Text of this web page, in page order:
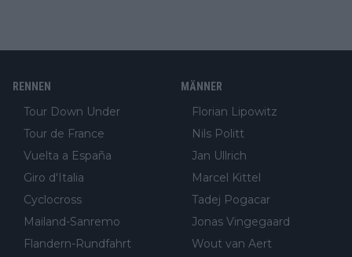
RENNEN
Tour Down Under
Tour de France
Vuelta a España
Giro d'Italia
Cyclocross
Mailand-Sanremo
Flandern-Rundfahrt
MÄNNER
Florian Lipowitz
Nils Politt
Jan Ullrich
Marcel Kittel
Tadej Pogacar
Jonas Vingegaard
Wout van Aert